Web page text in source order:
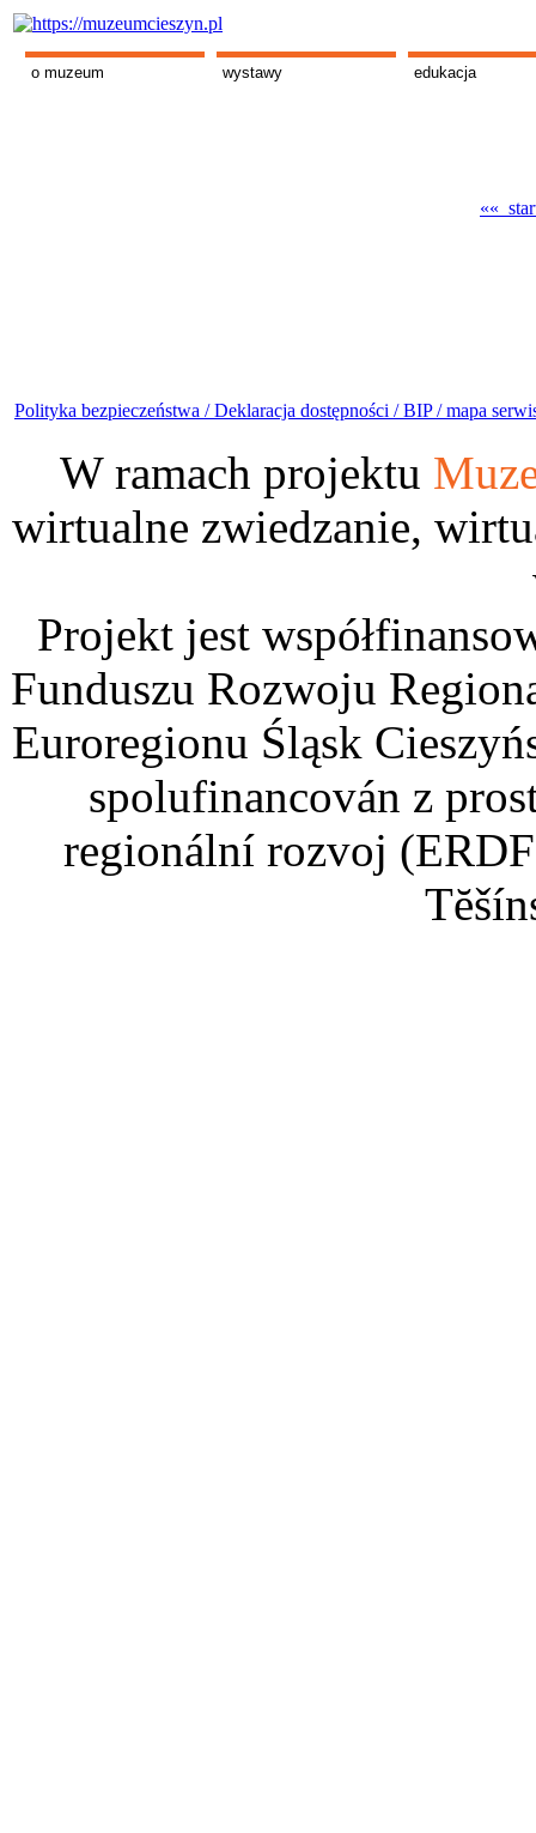
o muzeum wystawy edukacja
««
Polityka bezpieczeństwa /Deklaracja dostępności /BIP /mapa
W ramach projektu
wirtualne zwiedzanie,
Projekt jest
Funduszu Rozwoju
Euroregionu Śląsk
spolufinancován z
regionální rozvoj